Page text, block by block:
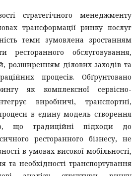
стратегічного менеджменту
трансформації ринку послуг
теми зумовлена зростанням
обслуговування,
розширенням ділових заходів та
процесів. Обґрунтовано
як комплексної сервісно-
виробничі, транспортні,
в єдину модель створення
що традиційні підходи до
ресторанного бізнесу, не
в умовах високої мобільності,
та необхідності транспортування